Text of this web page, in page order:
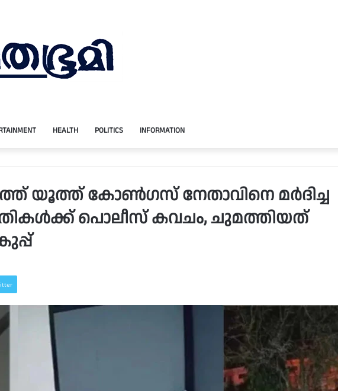
HEALTH POLITICS INFORMATION
യൂത്ത് കോൺഗസ് നേതാവിനെ മർദിച്ച
പൊലീസ് കവചം, ചുമത്തിയത്